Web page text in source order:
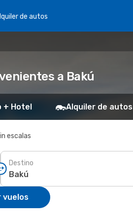
de autos
a Bakú
+ Hotel Alquiler de autos
escalas
Destino
vuelos